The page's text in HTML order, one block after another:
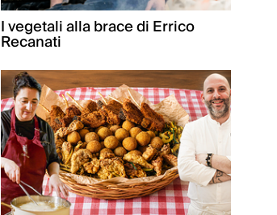
I vegetali alla brace di Errico
Recanati